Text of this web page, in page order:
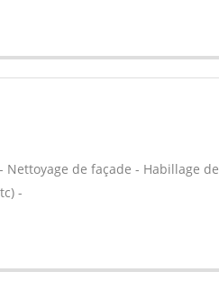
de façade - Habillage de
-